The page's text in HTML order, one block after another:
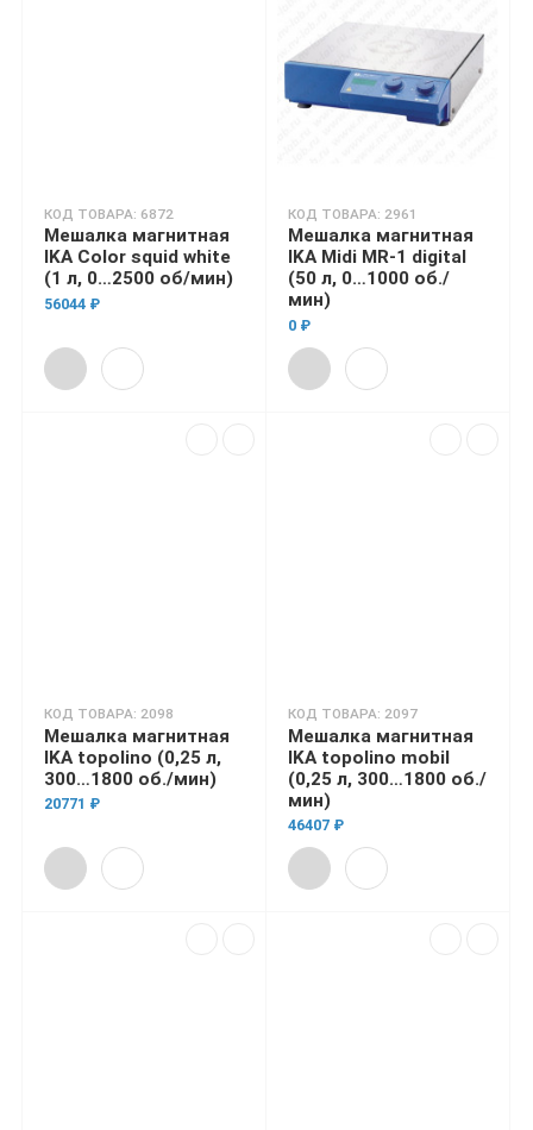
КОД ТОВАРА: 6872
Мешалка магнитная
IKA Color squid white
(1 л, 0…2500 об/мин)
56044 ₽
КОД ТОВАРА: 2961
Мешалка магнитная
IKA Midi MR-1 digital
(50 л, 0…1000 об./
мин)
0 ₽
КОД ТОВАРА: 2098
Мешалка магнитная
IKA topolino (0,25 л,
300…1800 об./мин)
20771 ₽
КОД ТОВАРА: 2097
Мешалка магнитная
IKA topolino mobil
(0,25 л, 300…1800 об./
мин)
46407 ₽